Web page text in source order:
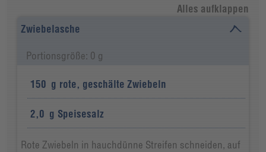
Alles aufklappen
Zwiebelasche
Portionsgröße: 0 g
150 g rote, geschälte Zwiebeln
2,0 g Speisesalz
Rote Zwiebeln in hauchdünne Streifen schneiden, auf